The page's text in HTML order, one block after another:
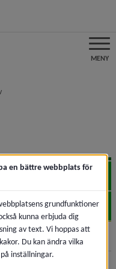
MENY
nivå i brödsmulenavigeringen
en bättre webbplats för
grundfunktioner
kunna erbjuda dig
av text. Vi hoppas att
Du kan ändra vilka
inställningar.